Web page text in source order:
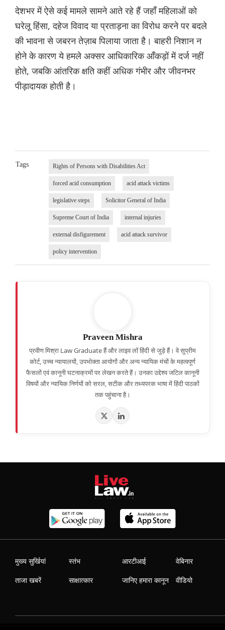
देशभर में ऐसे कई मामले सामने आते रहे हैं जहाँ महिलाओं को
घरेलू हिंसा, दहेज विवाद या प्रताड़ना का विरोध करने पर बदले
की भावना से जबरन तेज़ाब पिलाया जाता है। बाहरी निशान न
होने के कारण ये हमले अक्सर आधिकारिक आँकड़ों में दर्ज नहीं
होते, जबकि आंतरिक क्षति कहीं अधिक गंभीर और जीवनभर
पीड़ादायक होती है।
Tags Rights of Persons with Disabilities Act
forced acid consumption acid attack victims
legislative steps Solicitor General of India
Supreme Court of India internal injuries
external disfigurement acid attack survivor
policy intervention
Praveen Mishra
प्रवीण मिश्रा Law Graduate हैं और लाइव लॉ हिंदी से जुड़े हैं। वे सुप्रीम
कोर्ट, उच्च न्यायालयों, उपभोक्ता आयोगों और अन्य न्यायिक मंचों के महत्वपूर्ण
फैसलों एवं कानूनी घटनाक्रमों पर लेखन करते हैं। उनका उद्देश्य जटिल कानूनी
विषयों और न्यायिक निर्णयों को सरल, सटीक और तथ्यपरक भाषा में हिंदी पाठकों
तक पहुंचाना है।
मुख्य सुर्खियां
ताजा खबरें
स्तंभ
साक्षात्कार
आरटीआई
जानिए हमारा कानून
वेबिनार
वीडियो